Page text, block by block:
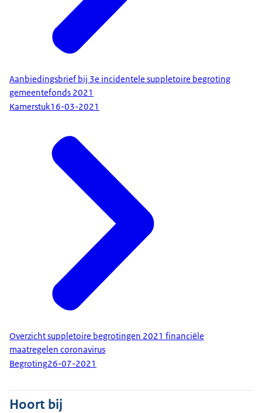
Aanbiedingsbrief bij 3e incidentele suppletoire begroting
gemeentefonds 2021
Kamerstuk16-03-2021
Overzicht suppletoire begrotingen 2021 financiële
maatregelen coronavirus
Begroting26-07-2021
Hoort bij